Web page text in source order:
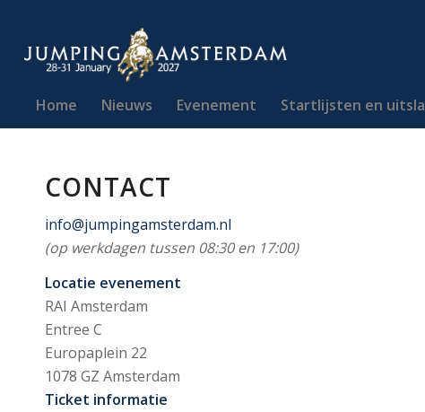
Home Nieuws Evenement Startlijsten en
CONTACT
info@jumpingamsterdam.nl
(op werkdagen tussen 08:30 en 17:00)
Locatie evenement
RAI Amsterdam
Entree C
Europaplein 22
1078 GZ Amsterdam
Ticket informatie